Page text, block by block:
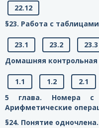
22.12
§23. Работа с
23.1 23.2 23.3
Домашняя контрольная
1.1 1.2 2.1
5 глава. Номера с
Арифметические
§24. Понятие